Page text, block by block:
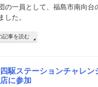
の一員として、福島市南向
した。
記事を読む
駆ステーションチャレ
に参加